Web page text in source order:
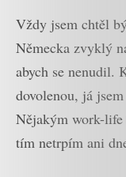
Vždy jsem chtěl
Německa zvyklý
abych se nenudil.
dovolenou, já
Nějakým work-life
tím netrpím ani